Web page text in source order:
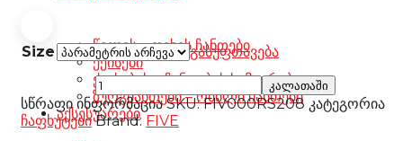
წელის – ფეხის ჩანთები
ქეისები
ქეისების – ჩანთების სამაგრები
ზურგჩანთები – რბილი ჩანთები
აქსესუარები
Size
გასუფთავება
Five
RS2
EVO2
კალათაში
სწრაფი ინფორმაცია SKU:FIV000RS208 კატეგორია
ჩაფხუტები Brand: FIVE